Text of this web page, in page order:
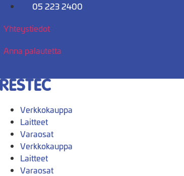
Mene
05 223 2400
Yhteystiedot
Anna palautetta
Verkkokauppa
Laitteet
Varaosat
Verkkokauppa
Laitteet
Varaosat